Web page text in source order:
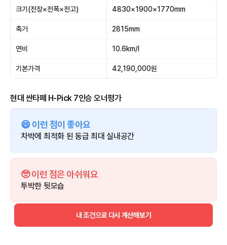
크기(전장×전폭×전고) 4830×1900×1770mm
축거 2815mm
연비 10.6km/l
기본가격 42,190,000원
현대 싼타페 H-Pick 7인승 오너평가
😄 이런 점이 좋아요
차박에 최적화 된 동급 최대 실내공간
🥺 이런 점은 아쉬워요
투박한 뒷모습
내 조건으로 다시 계산해보기